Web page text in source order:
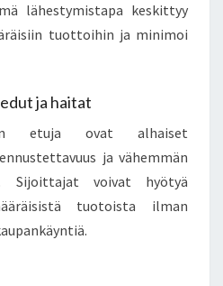
lähestymistapa keskittyy
tuottoihin ja minimoi
ja haitat
etuja ovat alhaiset
ja vähemmän
Sijoittajat voivat hyötyä
tuotoista ilman